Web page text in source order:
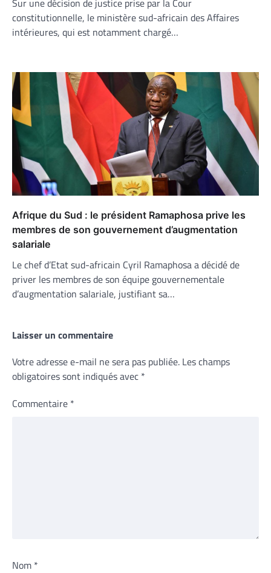
constitutionnelle, le ministère sud-africain des Affaires
intérieures, qui est notamment chargé…
Afrique du Sud : le président Ramaphosa prive les
membres de son gouvernement d’augmentation
salariale
Le chef d’Etat sud-africain Cyril Ramaphosa a décidé de
priver les membres de son équipe gouvernementale
d’augmentation salariale, justifiant sa…
Laisser un commentaire
Votre adresse e-mail ne sera pas publiée. Les champs
obligatoires sont indiqués avec *
Commentaire *
Nom *